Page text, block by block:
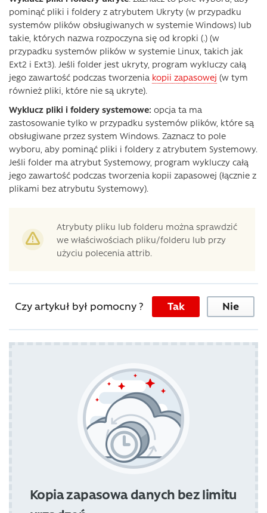
pominąć pliki i foldery z atrybutem Ukryty (w przypadku
systemów plików obsługiwanych w systemie Windows) lub
takie, których nazwa rozpoczyna się od kropki (.) (w
przypadku systemów plików w systemie Linux, takich jak
Ext2 i Ext3). Jeśli folder jest ukryty, program wykluczy całą
jego zawartość podczas tworzenia kopii zapasowej (w tym
również pliki, które nie są ukryte).
Wyklucz pliki i foldery systemowe: opcja ta ma
zastosowanie tylko w przypadku systemów plików, które są
obsługiwane przez system Windows. Zaznacz to pole
wyboru, aby pominąć pliki i foldery z atrybutem Systemowy.
Jeśli folder ma atrybut Systemowy, program wykluczy całą
jego zawartość podczas tworzenia kopii zapasowej (łącznie z
plikami bez atrybutu Systemowy).
Atrybuty pliku lub folderu można sprawdzić
we właściwościach pliku/folderu lub przy
użyciu polecenia attrib.
Czy artykuł był pomocny ? Tak Nie
Kopia zapasowa danych bez limitu